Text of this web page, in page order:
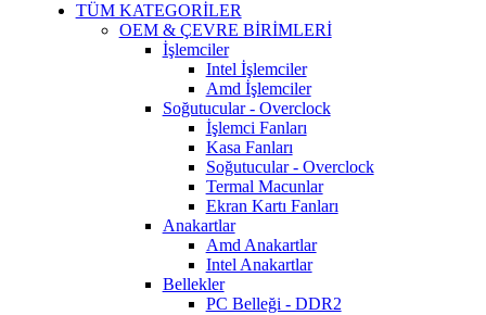
TÜM KATEGORİLER
OEM & ÇEVRE BİRİMLERİ
İşlemciler
Intel İşlemciler
Amd İşlemciler
Soğutucular - Overclock
İşlemci Fanları
Kasa Fanları
Soğutucular - Overclock
Termal Macunlar
Ekran Kartı Fanları
Anakartlar
Amd Anakartlar
Intel Anakartlar
Bellekler
PC Belleği - DDR2